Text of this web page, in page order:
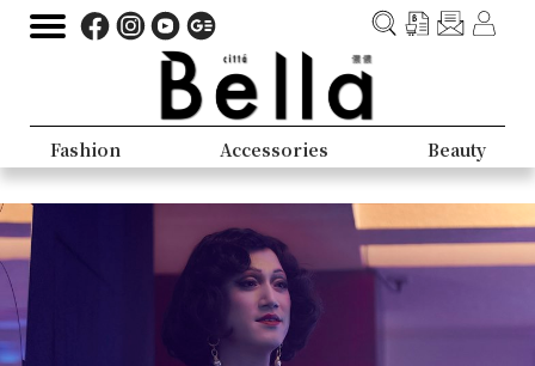
Fashion Accessories Beauty